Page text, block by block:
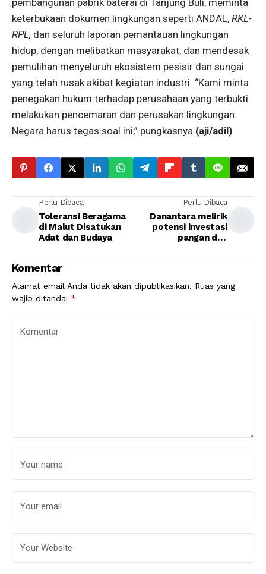
pembangunan pabrik baterai di Tanjung Buli, meminta
keterbukaan dokumen lingkungan seperti ANDAL, RKL-
RPL, dan seluruh laporan pemantauan lingkungan
hidup, dengan melibatkan masyarakat, dan mendesak
pemulihan menyeluruh ekosistem pesisir dan sungai
yang telah rusak akibat kegiatan industri. “Kami minta
penegakan hukum terhadap perusahaan yang terbukti
melakukan pencemaran dan perusakan lingkungan.
Negara harus tegas soal ini,” pungkasnya.(aji/adil)
Perlu Dibaca
Toleransi Beragama
di Malut Disatukan
Adat dan Budaya
Perlu Dibaca
Danantara melirik
potensi investasi
pangan dan
Komentar
Alamat email Anda tidak akan dipublikasikan. Ruas yang
wajib ditandai *